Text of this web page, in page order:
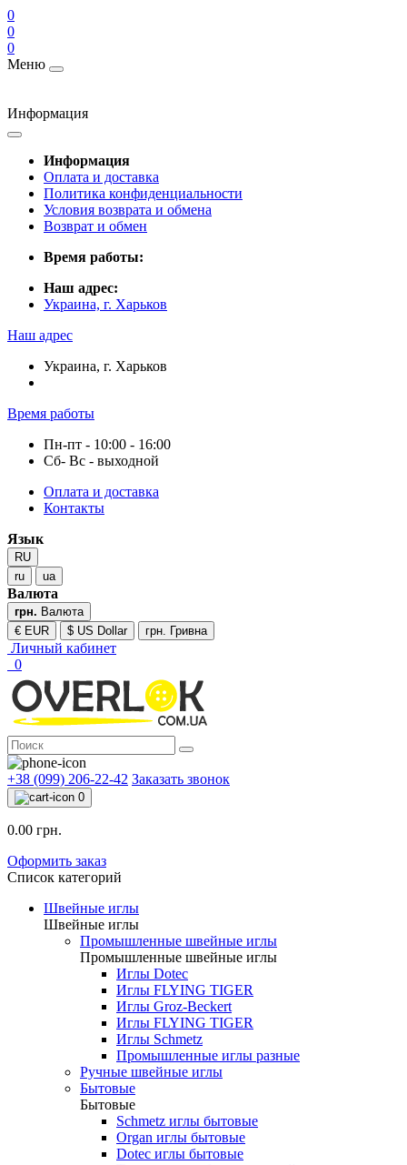
0
0
0
Меню
Информация
Информация
Оплата и доставка
Политика конфиденциальности
Условия возврата и обмена
Возврат и обмен
Время работы:
Наш адрес:
Украина, г. Харьков
Наш адрес
Украина, г. Харьков
Время работы
Пн-пт - 10:00 - 16:00
Сб- Вс - выходной
Оплата и доставка
Контакты
Язык
RU
ru
ua
Валюта
грн. Валюта
€ EUR
$ US Dollar грн. Гривна
Личный кабинет
0
+38 (099) 206-22-42 Заказать звонок
0
0.00 грн.
Оформить заказ
Список категорий
Швейные иглы
Швейные иглы
Промышленные швейные иглы
Промышленные швейные иглы
Иглы Dotec
Иглы FLYING TIGER
Иглы Groz-Beckert
Иглы FLYING TIGER
Иглы Schmetz
Промышленные иглы разные
Ручные швейные иглы
Бытовые
Бытовые
Schmetz иглы бытовые
Organ иглы бытовые
Dotec иглы бытовые